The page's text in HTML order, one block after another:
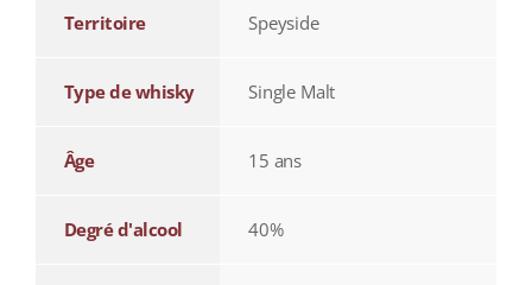
Territoire Speyside
Type de whisky Single Malt
Âge 15 ans
Degré d'alcool 40%